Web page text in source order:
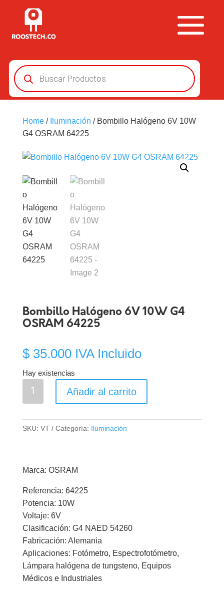
Búsqueda
de
productos
Home/ Iluminación / Bombillo Halógeno 6V 10W
G4 OSRAM 64225
Bombillo Halógeno 6V 10W G4
OSRAM 64225
$35.000 IVA Incluido
Hay existencias
Bombillo
10W
cantidad
Añadir al carrito
SKU: VT Categoría: Iluminación
Marca: OSRAM
Referencia: 64225
Potencia: 10W
Voltaje: 6V
Clasificación: G4 NAED 54260
Fabricación: Alemania
Aplicaciones: Fotómetro, Espectrofotómetro,
Lámpara halógena de tungsteno, Equipos
Médicos e Industriales